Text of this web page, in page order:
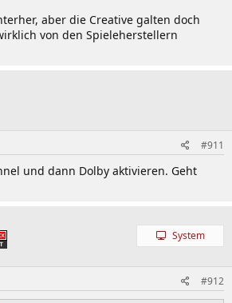
aber die Creative galten doch
von den Spieleherstellern
#911
und dann Dolby aktivieren. Geht
System
#912